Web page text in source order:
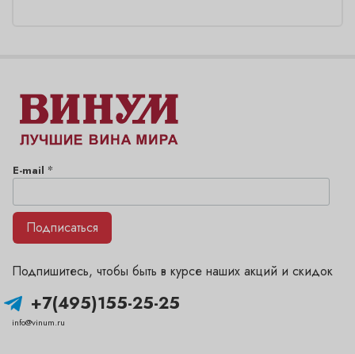
+7(495)155-25-25
info@vinum.ru
Подпишитесь, чтобы быть в курсе наших акций и скидок
E-mail *
Подписаться